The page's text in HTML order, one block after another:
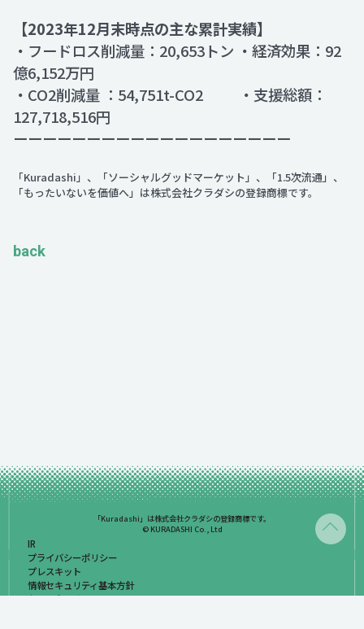
【2023年12月末時点の主な累計実績】
・フードロス削減量：20,653トン ・経済効果：92
億6,152万円
・CO2削減量 ：54,751t-CO2 ・支援総額：
127,718,516円
ーーーーーーーーーーーーーーーーーーー
「Kuradashi」、「ソーシャルグッドマーケット」、「1.5次流通」、
「もったいないを価値へ」は株式会社クラダシの登録商標です。
back
「Kuradashi」は株式会社クラダシの登録商標です。
© KURADASHI Co., Ltd
IR
プライバシーポリシー
プレスキット
情報セキュリティ基本方針
お問い合わせ